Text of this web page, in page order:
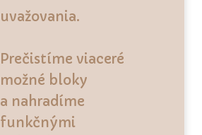
uvažovania.
Prečistíme viaceré
možné bloky
a nahradíme
funkčnými